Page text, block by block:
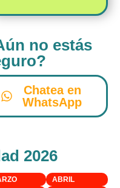
no estás
Chatea en
WhatsApp
2026
ABRIL